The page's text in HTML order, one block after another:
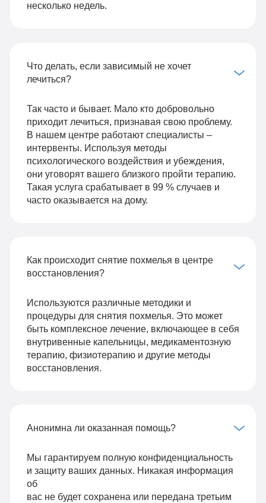
несколько недель.
Что делать, если зависимый не хочет
лечиться?
Так часто и бывает. Мало кто добровольно
приходит лечиться, признавая свою проблему.
В нашем центре работают специалисты –
интервенты. Используя методы
психологического воздействия и убеждения,
они уговорят вашего близкого пройти терапию.
Такая услуга срабатывает в 99 % случаев и
часто оказывается на дому.
Как происходит снятие похмелья в центре
восстановления?
Используются различные методики и
процедуры для снятия похмелья. Это может
быть комплексное лечение, включающее в себя
внутривенные капельницы, медикаментозную
терапию, физиотерапию и другие методы
восстановления.
Анонимна ли оказанная помощь?
Мы гарантируем полную конфиденциальность
и защиту ваших данных. Никакая информация
об
вас не будет сохранена или передана третьим